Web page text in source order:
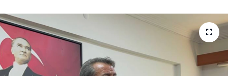
EĞİTİM
EKOLOJİ VE ÇEVRE